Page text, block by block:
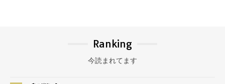
Ranking
今読まれてます